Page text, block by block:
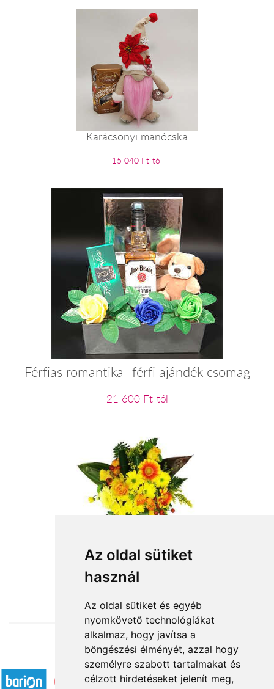
Az oldal sütiket
használ
Az oldal sütiket és egyéb
nyomkövető technológiákat
alkalmaz, hogy javítsa a
böngészési élményét, azzal hogy
személyre szabott tartalmakat és
célzott hirdetéseket jelenít meg,
Karácsonyi manócska
15 040 Ft-tól
Férfias romantika -férfi ajándék csomag
21 600 Ft-tól
Napocska
23 200 Ft-tól
Elfogadott fizetési módok